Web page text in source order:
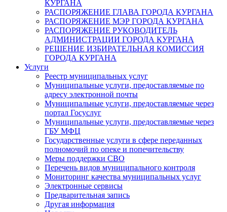
КУРГАНА
РАСПОРЯЖЕНИЕ ГЛАВА ГОРОДА КУРГАНА
РАСПОРЯЖЕНИЕ МЭР ГОРОДА КУРГАНА
РАСПОРЯЖЕНИЕ РУКОВОДИТЕЛЬ
АДМИНИСТРАЦИИ ГОРОДА КУРГАНА
РЕШЕНИЕ ИЗБИРАТЕЛЬНАЯ КОМИССИЯ
ГОРОДА КУРГАНА
Услуги
Реестр муниципальных услуг
Муниципальные услуги, предоставляемые по
адресу электронной почты
Муниципальные услуги, предоставляемые через
портал Госуслуг
Муниципальные услуги, предоставляемые через
ГБУ МФЦ
Государственные услуги в сфере переданных
полномочий по опеке и попечительству
Меры поддержки СВО
Перечень видов муниципального контроля
Мониторинг качества муниципальных услуг
Электронные сервисы
Предварительная запись
Другая информация